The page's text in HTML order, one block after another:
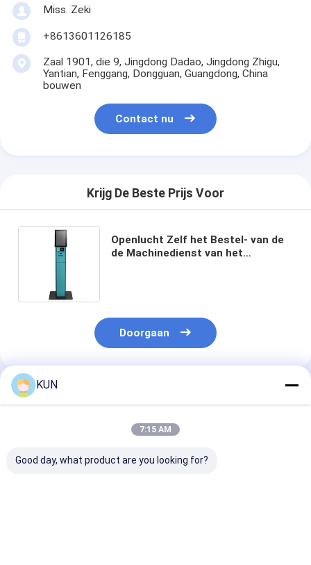
Miss. Zeki
+8613601126185
Zaal 1901, die 9, Jingdong Dadao, Jingdong Zhigu,
Yantian, Fenggang, Dongguan, Guangdong, China
bouwen
Contact nu
Krijg De Beste Prijs Voor
Openlucht Zelf het Bestel- van de
de Machinedienst van het
Doorgaan
Geadviseerde Producten
KUN
7:15 AM
Good day, what product are you looking for?